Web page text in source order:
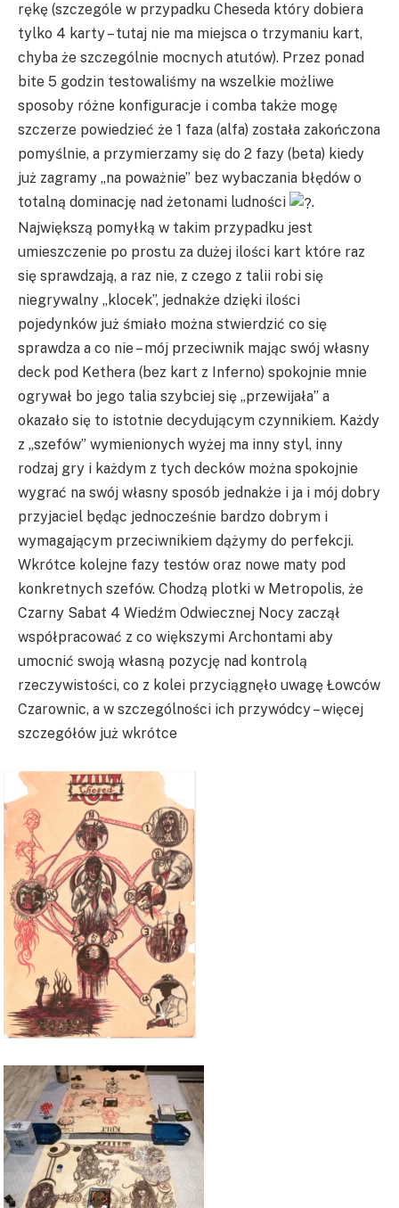
rękę (szczególe w przypadku Cheseda który dobiera
tylko 4 karty – tutaj nie ma miejsca o trzymaniu kart,
chyba że szczególnie mocnych atutów). Przez ponad
bite 5 godzin testowaliśmy na wszelkie możliwe
sposoby różne konfiguracje i comba także mogę
szczerze powiedzieć że 1 faza (alfa) została zakończona
pomyślnie, a przymierzamy się do 2 fazy (beta) kiedy
już zagramy „na poważnie” bez wybaczania błędów o
totalną dominację nad żetonami ludności
.
Największą pomyłką w takim przypadku jest
umieszczenie po prostu za dużej ilości kart które raz
się sprawdzają, a raz nie, z czego z talii robi się
niegrywalny „klocek”, jednakże dzięki ilości
pojedynków już śmiało można stwierdzić co się
sprawdza a co nie – mój przeciwnik mając swój własny
deck pod Kethera (bez kart z Inferno) spokojnie mnie
ogrywał bo jego talia szybciej się „przewijała” a
okazało się to istotnie decydującym czynnikiem. Każdy
z „szefów” wymienionych wyżej ma inny styl, inny
rodzaj gry i każdym z tych decków można spokojnie
wygrać na swój własny sposób jednakże i ja i mój dobry
przyjaciel będąc jednocześnie bardzo dobrym i
wymagającym przeciwnikiem dążymy do perfekcji.
Wkrótce kolejne fazy testów oraz nowe maty pod
konkretnych szefów. Chodzą plotki w Metropolis, że
Czarny Sabat 4 Wiedźm Odwiecznej Nocy zaczął
współpracować z co większymi Archontami aby
umocnić swoją własną pozycję nad kontrolą
rzeczywistości, co z kolei przyciągnęło uwagę Łowców
Czarownic, a w szczególności ich przywódcy – więcej
szczegółów już wkrótce